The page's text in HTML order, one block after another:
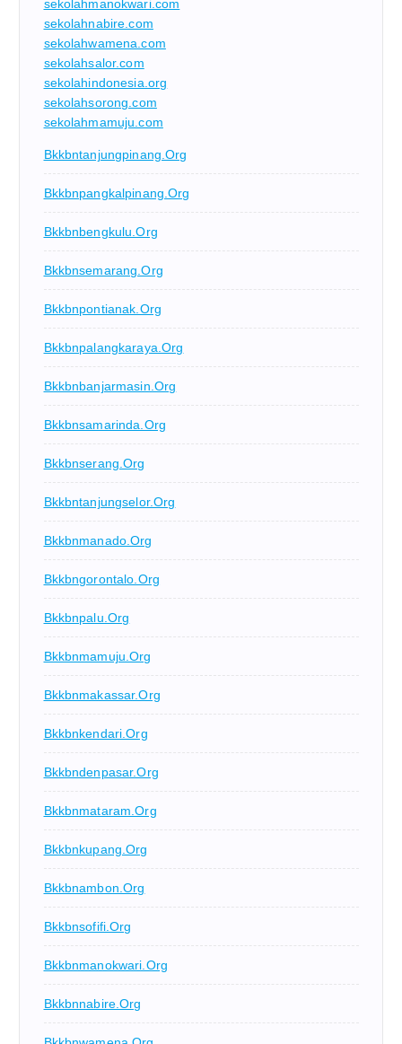
sekolahmanokwari.com
sekolahnabire.com
sekolahwamena.com
sekolahsalor.com
sekolahindonesia.org
sekolahsorong.com
sekolahmamuju.com
Bkkbntanjungpinang.org
Bkkbnpangkalpinang.org
Bkkbnbengkulu.org
Bkkbnsemarang.org
Bkkbnpontianak.org
Bkkbnpalangkaraya.org
Bkkbnbanjarmasin.org
Bkkbnsamarinda.org
Bkkbnserang.org
Bkkbntanjungselor.org
Bkkbnmanado.org
Bkkbngorontalo.org
Bkkbnpalu.org
Bkkbnmamuju.org
Bkkbnmakassar.org
Bkkbnkendari.org
Bkkbndenpasar.org
Bkkbnmataram.org
Bkkbnkupang.org
Bkkbnambon.org
Bkkbnsofifi.org
Bkkbnmanokwari.org
Bkkbnnabire.org